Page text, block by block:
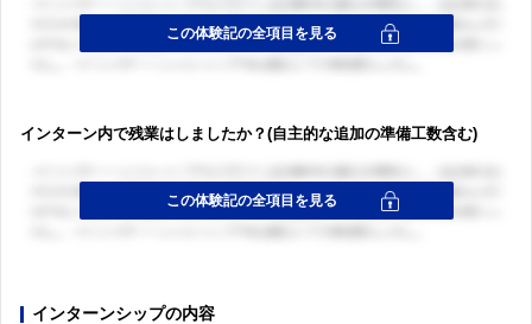
インターン内で残業はしましたか？(自主的な追加の準備工数含む)
インターンシップの内容